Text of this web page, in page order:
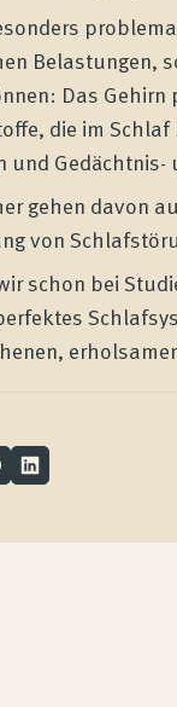
im Store oder
Belastungen,
Das Gehirn
die im
und
gehen davon
von
schon bei